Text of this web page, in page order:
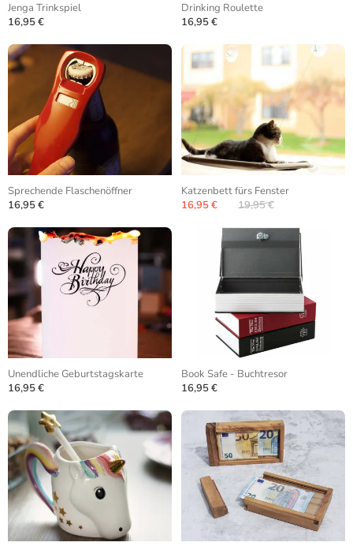
Jenga Trinkspiel
16,95 €
Drinking Roulette
16,95 €
Sprechende Flaschenöffner
16,95 €
Katzenbett fürs Fenster
16,95 €
19,95 €
Unendliche Geburtstagskarte
16,95 €
Book Safe - Buchtresor
16,95 €